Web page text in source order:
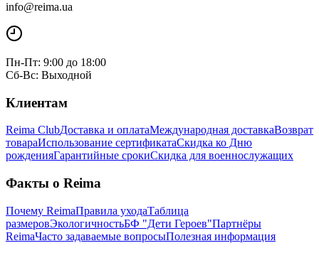
info@reima.ua
Пн-Пт: 9:00 до 18:00
Сб-Вс: Выходной
Клиентам
Reima ClubДоставка и оплатаМеждународная доставкаВозврат
товараИспользование сертификатаСкидка ко Дню
рожденияГарантийные срокиСкидка для военнослужащих
Факты о Reima
Почему ReimaПравила уходаТаблица
размеровЭкологичностьБФ "Дети Героев"Партнёры
ReimaЧасто задаваемые вопросыПолезная информация